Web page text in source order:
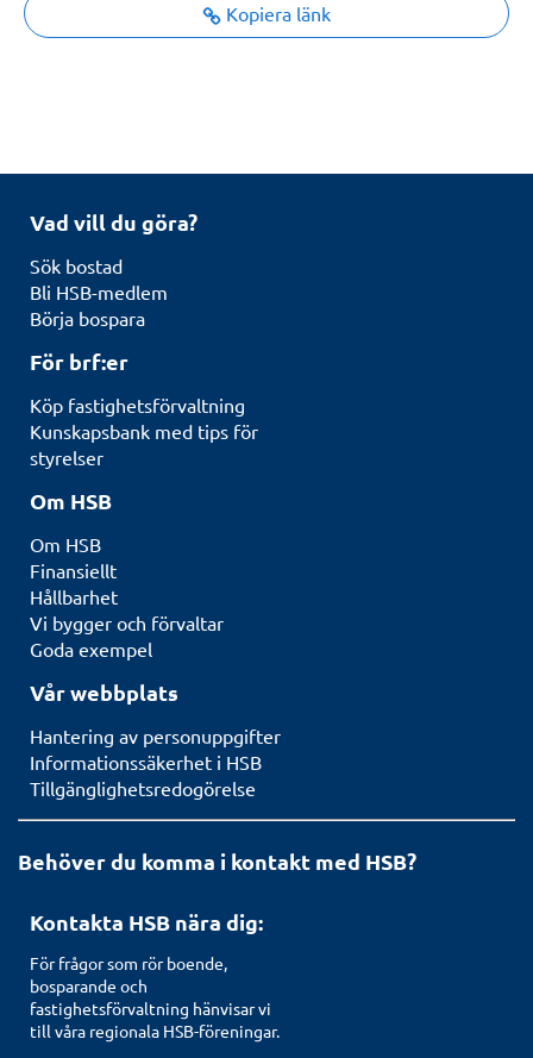
Kopiera länk
Vad vill du göra?
Sök bostad
Bli HSB-medlem
Börja bospara
För brf:er
Köp fastighetsförvaltning
Kunskapsbank med tips för
styrelser
Om HSB
Om HSB
Finansiellt
Hållbarhet
Vi bygger och förvaltar
Goda exempel
Vår webbplats
Hantering av personuppgifter
Informationssäkerhet i HSB
Tillgänglighetsredogörelse
Behöver du komma i kontakt med HSB?
Kontakta HSB nära dig:
För frågor som rör boende,
bosparande och
fastighetsförvaltning hänvisar vi
till våra regionala HSB-föreningar.